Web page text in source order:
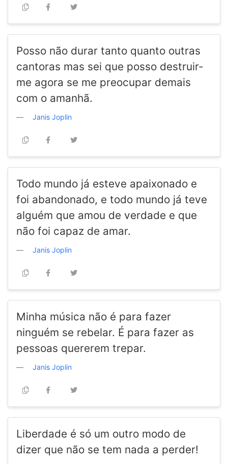
Posso não durar tanto quanto outras
cantoras mas sei que posso destruir-
me agora se me preocupar demais
com o amanhã.
Janis Joplin
Todo mundo já esteve apaixonado e
foi abandonado, e todo mundo já teve
alguém que amou de verdade e que
não foi capaz de amar.
Janis Joplin
Minha música não é para fazer
ninguém se rebelar. É para fazer as
pessoas quererem trepar.
Janis Joplin
Liberdade é só um outro modo de
dizer que não se tem nada a perder!